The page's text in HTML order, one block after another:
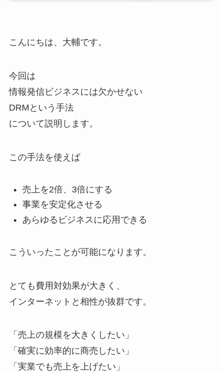
こんにちは、大輔です。
今回は
情報発信ビジネスには欠かせない
DRMという手法
について説明します。
この手法を使えば
売上を2倍、3倍にする
事業を安定化させる
あらゆるビジネスに応用できる
こういったことが可能になります。
とても費用対効果が大きく、
インターネットと相性が抜群です。
「売上の規模を大きくしたい」
「確実に効率的に商売したい」
「実業でも売上を上げたい」